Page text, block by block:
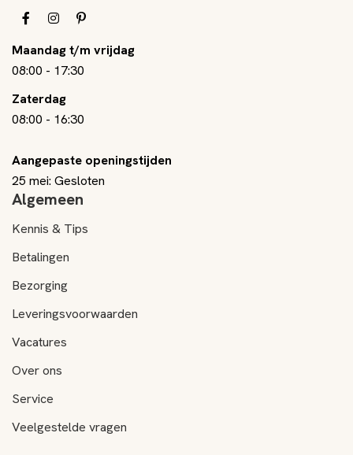
Maandag t/m vrijdag
08:00 - 17:30
Zaterdag
08:00 - 16:30
Aangepaste openingstijden
25 mei: Gesloten
Algemeen
Kennis & Tips
Betalingen
Bezorging
Leveringsvoorwaarden
Vacatures
Over ons
Service
Veelgestelde vragen